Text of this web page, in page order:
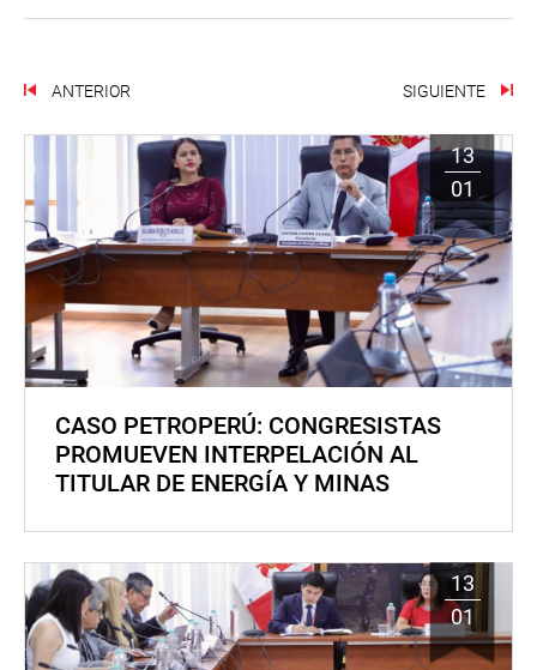
ANTERIOR SIGUIENTE
13
01
CASO PETROPERÚ: CONGRESISTAS
PROMUEVEN INTERPELACIÓN AL
TITULAR DE ENERGÍA Y MINAS
13
01